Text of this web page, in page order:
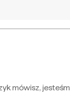
mówisz,